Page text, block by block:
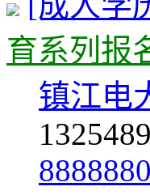
育系列报
镇江电
1325
8888880